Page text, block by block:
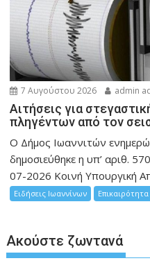
7 Αυγούστου 2026 admin
Αιτήσεις για
πληγέντων από τον
Ο Δήμος Ιωαννιτών
δημοσιεύθηκε η υπ’ αριθ.
07-2026 Κοινή Υπουργική
Ειδήσεις Ιωαννίνων Επικαιρότητα
Ακούστε ζωντανά